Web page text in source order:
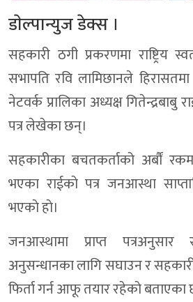
डाेल्पान्युज डेक्स ।
सहकारी ठगी प्रकरणमा राष्ट्रिय
सभापति रवि लामिछानले
नेटवर्क प्रालिका अध्यक्ष गितेन्द्रबाबु
पत्र लेखेका छन्।
सहकारीका बचतकर्ताको अर्बौं
भएका राईकाे पत्र जनआस्था
भएकाे हाे।
जनआस्थामा प्राप्त
अनुसन्धानका लागि सघाउन र
फिर्ता गर्न आफू तयार रहेकाे बताएका